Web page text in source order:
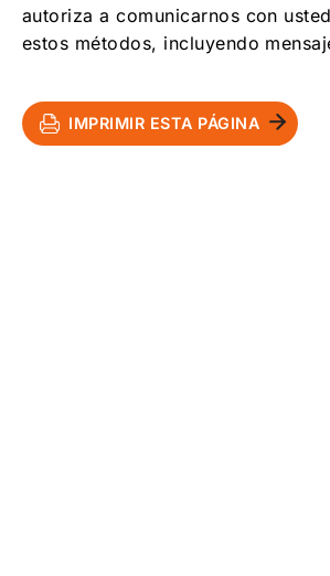
autoriza a comunicarnos con
estos métodos, incluyendo
IMPRIMIR ESTA PÁGINA